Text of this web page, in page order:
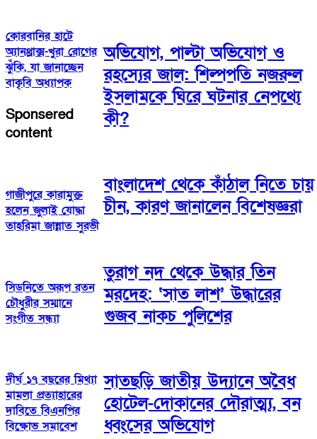
কোরবানির হাটে
অ্যানথ্রাক্স-খুরা রোগের
ঝুঁকি, যা জানাচ্ছেন
বাকৃবি অধ্যাপক
Sponsered
content
গাজীপুরে কারামুক্ত
হলেন জুলাই যোদ্ধা
তাহরিমা জান্নাত সুরভী
সিডনিতে অরূপ রতন
চৌধুরীর সম্মানে
সংগীত সন্ধ্যা
দীর্ঘ ১৭ বছরের মিথ্যা
মামলা প্রত্যাহারের
দাবিতে বিএনপির
বিক্ষোভ সমাবেশ
অভিযোগ, পাল্টা অভিযোগ ও
রহস্যের জাল: শিল্পপতি নজরুল
ইসলামকে ঘিরে ঘটনার নেপথ্যে
কী?
বাংলাদেশ থেকে কাঁঠাল নিতে চায়
চীন, কারণ জানালেন বিশেষজ্ঞরা
তুরাগ নদ থেকে উদ্ধার তিন
মরদেহ: ‘সাত লাশ’ উদ্ধারের
গুজব নাকচ পুলিশের
সাতছড়ি জাতীয় উদ্যানে অবৈধ
হোটেল-দোকানের দৌরাত্ম্য, বন
ধ্বংসের অভিযোগ